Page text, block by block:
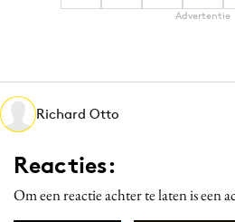
Martech
Media
Merkstrategie
Advertentie
Richard Otto
Reacties:
Om een reactie achter te laten is een